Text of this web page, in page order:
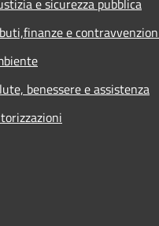
e sicurezza pubblica
e
benessere e assistenza